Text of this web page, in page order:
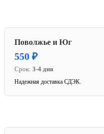
Поволжье и Юг
550 ₽
Срок: 3-4 дня
Надежная доставка СДЭК.